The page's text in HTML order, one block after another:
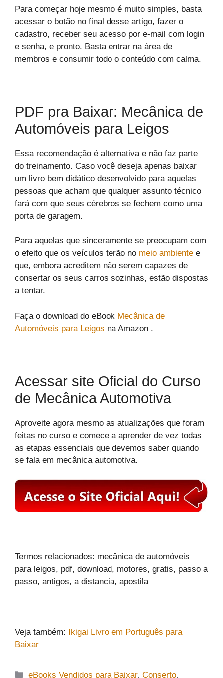
Para começar hoje mesmo é muito simples, basta
acessar o botão no final desse artigo, fazer o
cadastro, receber seu acesso por e-mail com login
e senha, e pronto. Basta entrar na área de
membros e consumir todo o conteúdo com calma.
PDF pra Baixar: Mecânica de
Automóveis para Leigos
Essa recomendação é alternativa e não faz parte
do treinamento. Caso você deseja apenas baixar
um livro bem didático desenvolvido para aquelas
pessoas que acham que qualquer assunto técnico
fará com que seus cérebros se fechem como uma
porta de garagem.
Para aquelas que sinceramente se preocupam com
o efeito que os veículos terão no meio ambiente e
que, embora acreditem não serem capazes de
consertar os seus carros sozinhas, estão dispostas
a tentar.
Faça o download do eBook Mecânica de
Automóveis para Leigos na Amazon .
Acessar site Oficial do Curso
de Mecânica Automotiva
Aproveite agora mesmo as atualizações que foram
feitas no curso e comece a aprender de vez todas
as etapas essenciais que devemos saber quando
se fala em mecânica automotiva.
Termos relacionados: mecânica de automóveis
para leigos, pdf, download, motores, gratis, passo a
passo, antigos, a distancia, apostila
Veja também: Ikigai Livro em Português para
Baixar
Categorias
eBooks Vendidos para Baixar,Conserto,